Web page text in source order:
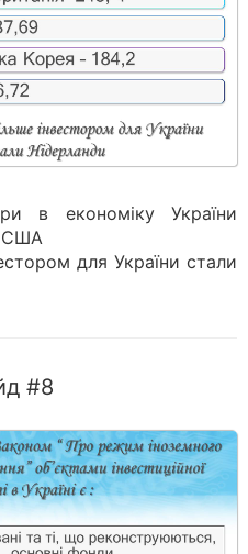
в економіку України
США
для України стали
#8